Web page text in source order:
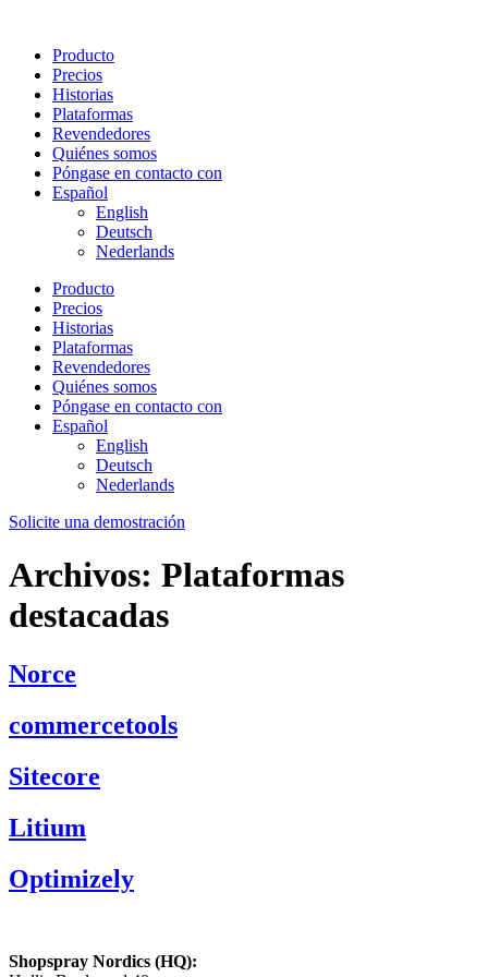
contenidoProducto
Precios
Historias
Plataformas
Revendedores
Quiénes somos
Póngase en contacto con
Español
English
Deutsch
Nederlands
Producto
Precios
Historias
Plataformas
Revendedores
Quiénes somos
Póngase en contacto con
Español
English
Deutsch
Nederlands
Solicite una demostración
Archivos: Plataformas
destacadas
Norce
commercetools
Sitecore
Litium
Optimizely
Shopspray Nordics (HQ):